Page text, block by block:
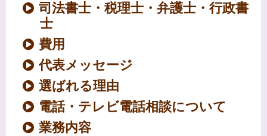
司法書士・税理士・弁護士・行政書
士
費用
代表メッセージ
選ばれる理由
電話・テレビ電話相談について
業務内容